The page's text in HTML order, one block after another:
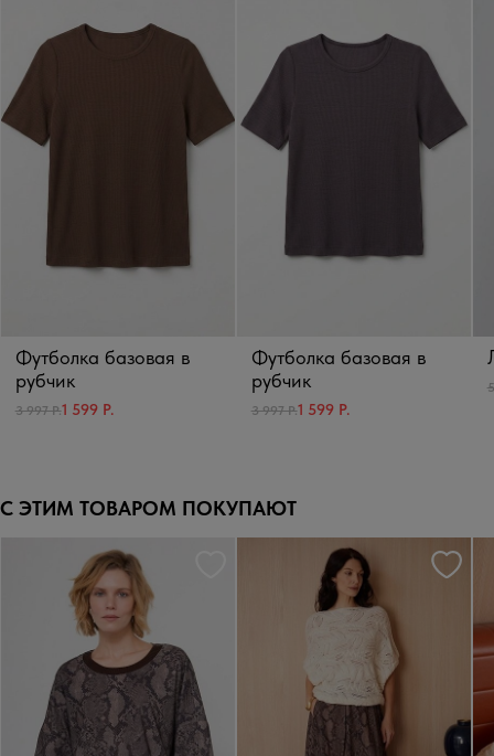
Футболка базовая в
рубчик
3 997 Р.1 599 Р.
Футболка базовая в
рубчик
3 997 Р.1 599 Р.
С ЭТИМ ТОВАРОМ ПОКУПАЮТ